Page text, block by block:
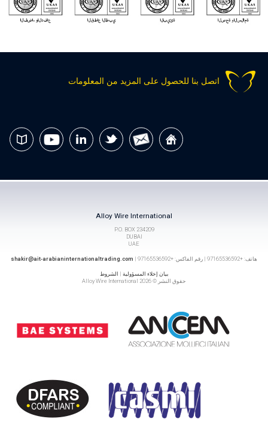
اتصل بنا للحصول على المزيد من المعلومات
Alloy Wire International
P.O. BOX 234209
DUBAI
UAE
هاتف: +97165536592 | رقم الفاكس: +97165536592 | shakir@ait-arabianinternationaltrading.com
بيان إخلاء المسؤولية | الشروط
حقوق النشر © 2026 Alloy Wire International